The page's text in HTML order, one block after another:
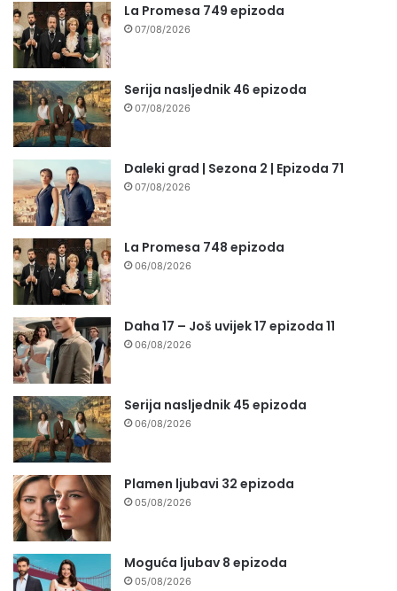
La Promesa 749 epizoda
07/08/2026
Serija nasljednik 46 epizoda
07/08/2026
Daleki grad | Sezona 2 | Epizoda 71
07/08/2026
La Promesa 748 epizoda
06/08/2026
Daha 17 – Još uvijek 17 epizoda 11
06/08/2026
Serija nasljednik 45 epizoda
06/08/2026
Plamen ljubavi 32 epizoda
05/08/2026
Moguća ljubav 8 epizoda
05/08/2026